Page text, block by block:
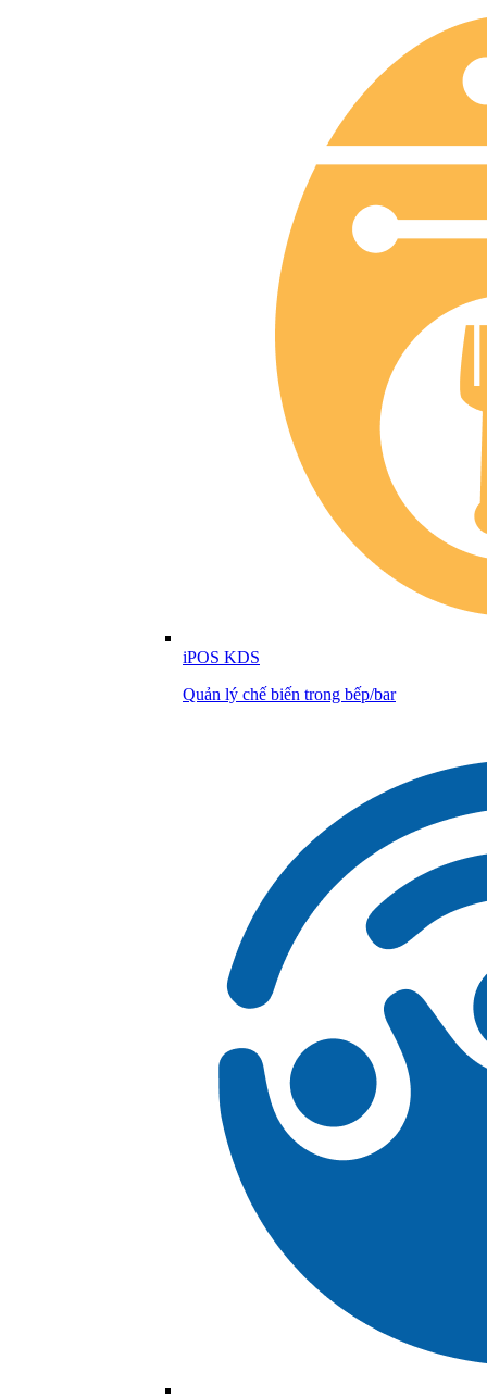
iPOS KDS
Quản lý chế biến trong bếp/bar